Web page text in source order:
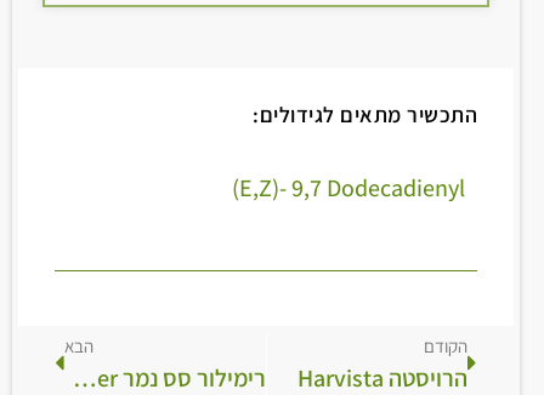
התכשיר מתאים לגידולים:
E,Z)- 9,7 Dodecadienyl)
הקודם
הרויסטה Harvista
הבא
רימילור סס נמר RimiLur Sas Hanamer